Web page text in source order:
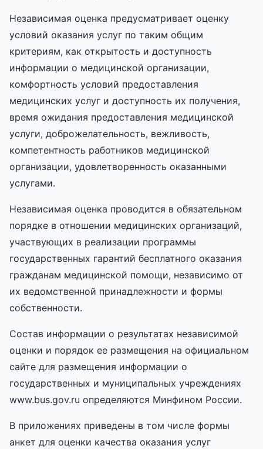
Независимая оценка предусматривает оценку
условий оказания услуг по таким общим
критериям, как открытость и доступность
информации о медицинской организации,
комфортность условий предоставления
медицинских услуг и доступность их получения,
время ожидания предоставления медицинской
услуги, доброжелательность, вежливость,
компетентность работников медицинской
организации, удовлетворенность оказанными
услугами.
Независимая оценка проводится в обязательном
порядке в отношении медицинских организаций,
участвующих в реализации программы
государственных гарантий бесплатного оказания
гражданам медицинской помощи, независимо от
их ведомственной принадлежности и формы
собственности.
Состав информации о результатах независимой
оценки и порядок ее размещения на официальном
сайте для размещения информации о
государственных и муниципальных учреждениях
www.bus.gov.ru определяются Минфином России.
В приложениях приведены в том числе формы
анкет для оценки качества оказания услуг